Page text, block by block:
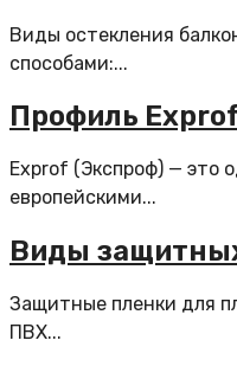
Виды остекления
способами:...
Профиль
Exprof (Экспроф) — это
европейскими...
Виды
Защитные пленки для
ПВХ...